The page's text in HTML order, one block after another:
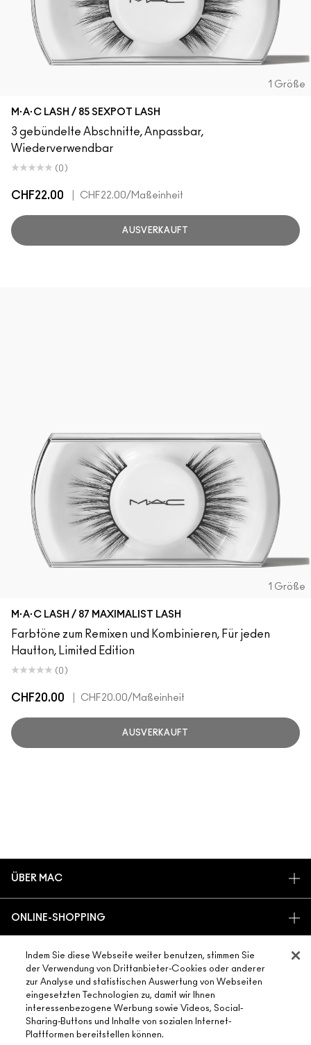
1 Größe
M·A·C LASH / 85 SEXPOT LASH
3 gebündelte Abschnitte, Anpassbar,
Wiederverwendbar
(0)
CHF22.00 CHF22.00/Maßeinheit
AUSVERKAUFT
1 Größe
M·A·C LASH / 87 MAXIMALIST LASH
Farbtöne zum Remixen und Kombinieren, Für jeden
Hautton, Limited Edition
(0)
CHF20.00 CHF20.00/Maßeinheit
AUSVERKAUFT
ÜBER MAC
UNSERE ARTISTS
NACHHALTIGE SCHÖNHEIT
KARRIERE
MAC PRO-MITGLIEDSCHAFT
TIERVERSUCHE
ONLINE-SHOPPING
REGISTRIERE DICH FÜR DEN NEWSLETTER
ANGEBOTE
GESCHENKKARTEN
SALDO PRÜFEN
BENÖTIGST DU HILFE?
MEINE BESTELLUNG VERFOLGEN
FAQ
RÜCKSENDUNG UND UMTAUSCH
DEIN MAC STORE
STORE FINDEN
DATENSCHUTZ UND GESCHÄFTSBEDINGUNGEN
Indem Sie diese Webseite weiter benutzen, stimmen Sie
der Verwendung von Drittanbieter-Cookies oder anderer
zur Analyse und statistischen Auswertung von Webseiten
eingesetzten Technologien zu, damit wir Ihnen
interessenbezogene Werbung sowie Videos, Social-
Sharing-Buttons und Inhalte von sozialen Internet-
Plattformen bereitstellen können.